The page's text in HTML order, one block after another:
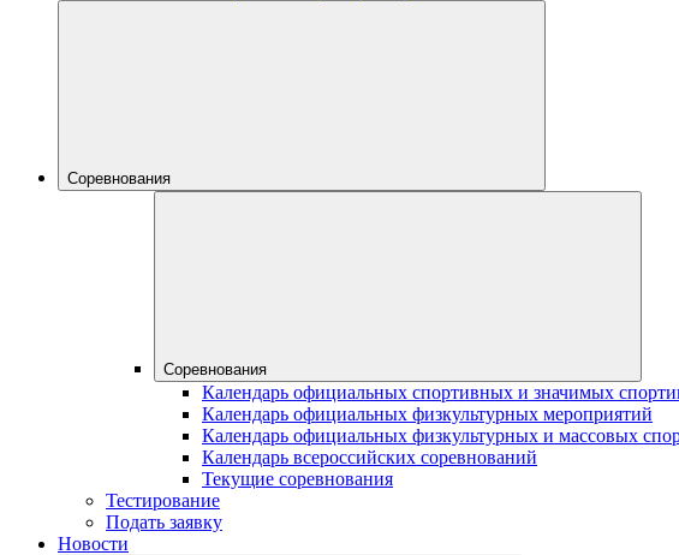
Соревнования
Соревнования
Календарь официальных спортивных и значимых
Календарь официальных физкультурных мероприятий
Календарь официальных физкультурных и массовых
Календарь всероссийских соревнований
Текущие соревнования
Тестирование
Подать заявку
Новости